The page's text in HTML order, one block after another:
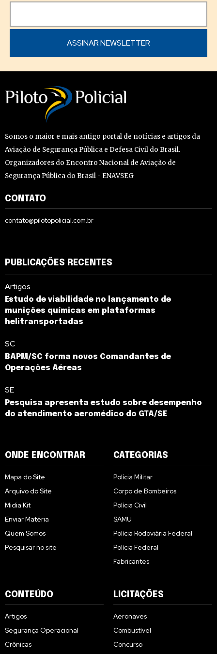
Somos o maior e mais antigo portal de notícias e artigos da
Aviação de Segurança Pública e Defesa Civil do Brasil.
Organizadores do Encontro Nacional de Aviação de
Segurança Pública do Brasil - ENAVSEG
CONTATO
contato@pilotopolicial.com.br
PUBLICAÇÕES RECENTES
Artigos
Estudo de viabilidade no lançamento de
munições químicas em plataformas
helitransportadas
SC
BAPM/SC forma novos Comandantes de
Operações Aéreas
SE
Pesquisa apresenta estudo sobre desempenho
do atendimento aeromédico do GTA/SE
ONDE ENCONTRAR
Mapa do Site
Arquivo do Site
Midia Kit
Enviar Matéria
Quem Somos
Pesquisar no site
CATEGORIAS
Polícia Militar
Corpo de Bombeiros
Polícia Civil
SAMU
Polícia Rodoviária Federal
Polícia Federal
Fabricantes
CONTEÚDO
Artigos
Segurança Operacional
Crônicas
LICITAÇÕES
Aeronaves
Combustível
Concurso